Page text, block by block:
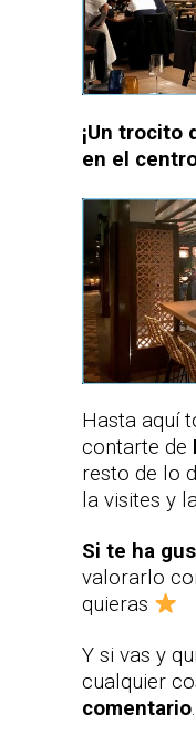
¡Un trocito
en el
Hasta aquí
contarte de
resto de lo
la visites y
Si te ha
valorarlo
quieras
Y si vas y
cualquier
comentario.